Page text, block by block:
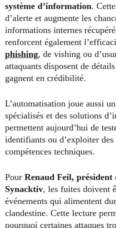
système d’information.
d’alerte et augmente les
informations internes
renforcent également
phishing, de vishing ou
attaquants disposent de
gagnent en crédibilité.
L’automatisation joue aussi
spécialisés et des solutions
permettent aujourd’hui de
identifiants ou d’exploiter des
compétences techniques.
Pour Renaud Feil, président
Synacktiv, les fuites doivent
événements qui alimentent
clandestine. Cette lecture
pourquoi certaines attaques